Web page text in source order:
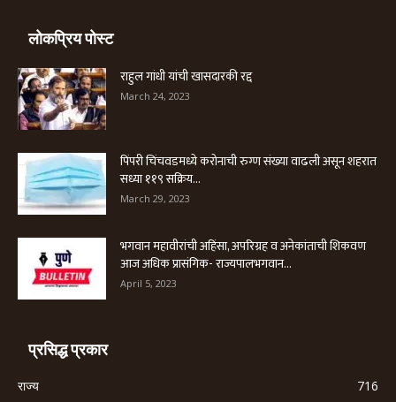
लोकप्रिय पोस्ट
राहुल गांधी यांची खासदारकी रद्द
March 24, 2023
पिंपरी चिंचवडमध्ये करोनाची रुग्ण संख्या वाढली असून शहरात
सध्या ११९ सक्रिय...
March 29, 2023
भगवान महावीरांची अहिंसा, अपरिग्रह व अनेकांताची शिकवण
आज अधिक प्रासंगिक- राज्यपालभगवान...
April 5, 2023
प्रसिद्ध प्रकार
राज्य
716